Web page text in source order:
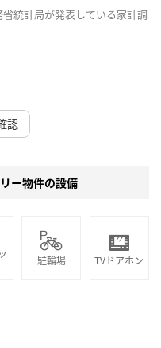
統計局が発表している家計調
認
ー物件の設備
駐輪場 TVドアホン